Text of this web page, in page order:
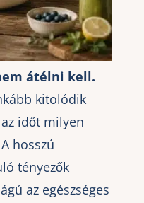
átélni kell.
kitolódik
időt milyen
hosszú
tényezők
az egészséges